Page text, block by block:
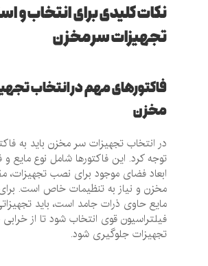
نکات کلیدی برای انتخاب و
تجهیزات سر مخزن
فاکتورهای مهم در انتخاب
مخزن
در انتخاب تجهیزات سر مخزن باید به
توجه کرد. این فاکتورها شامل نوع مایع و فشار
ابعاد فضای موجود برای نصب تجهیزات، مقدار
مخزن و نیاز به تنظیمات خاص است. برای
مایع حاوی ذرات جامد است، باید تجهیزاتی با
فیلتراسیون قوی انتخاب شود تا از خرابی سریع
تجهیزات جلوگیری شود.